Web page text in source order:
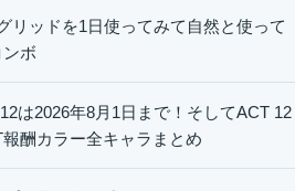
リッドを1日使ってみて自然と使って
ボ
は2026年8月1日まで！そしてACT 12
酬カラー全キャラまとめ